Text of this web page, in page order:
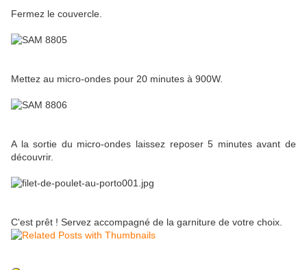
Fermez le couvercle.
Mettez au micro-ondes pour 20 minutes à 900W.
A la sortie du micro-ondes laissez reposer 5 minutes avant de
découvrir.
C'est prêt ! Servez accompagné de la garniture de votre choix.